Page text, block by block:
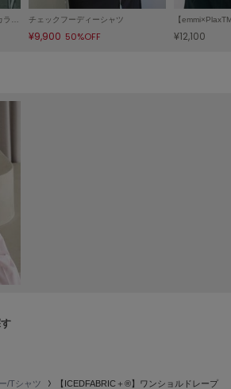
【USAGI ONLINE・ZOZO限定カラーあり】パッカブルバックパック/撥水 チェックフーディーシャツ
¥9,900 50%OFF ¥12,100
/Tシャツ
【ICEDFABRIC＋®】ワンショルドレープ